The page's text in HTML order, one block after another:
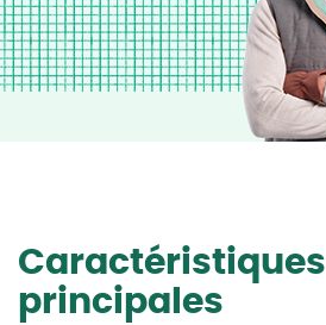
Caractéristiques
principales